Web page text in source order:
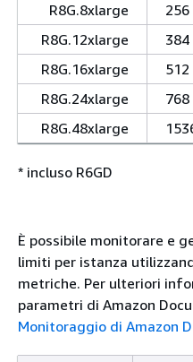
R8G.8xlarge
256
R8G.12xlarge
384
R8G.16xlarge
512
R8G.24xlarge
768
R8G.48xlarge
* incluso R6GD
È possibile monitorare e
limiti per istanza
metriche. Per ulteriori
parametri di Amazon
Monitoraggio di Amazon